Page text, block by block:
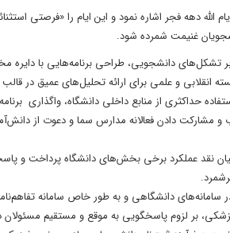
الله دهه فجر اشاره نمود و این ایام را «فرصتی
غنیمت شمرده شود.
دانشجویی، طراحی برنامه‌هایی با دایره
انقلابی و علمی برای ارائه تحلیل‌های عمیق در
حداکثری از منابع داخلی دانشگاه، واگذاری
دادن فعالانه مدارس سما و دعوت از
نقد عملکرد برخی بخش‌های دانشگاه پرداخت و
دانشگاهی و به طور خاص سامانه
بر لزوم پاسخگویی به موقع و مستقیم مسئولان